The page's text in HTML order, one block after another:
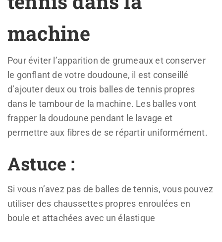
machine
Pour éviter l’apparition de grumeaux et conserver
le gonflant de votre doudoune, il est conseillé
d’ajouter deux ou trois balles de tennis propres
dans le tambour de la machine. Les balles vont
frapper la doudoune pendant le lavage et
permettre aux fibres de se répartir uniformément.
Astuce :
Si vous n’avez pas de balles de tennis, vous pouvez
utiliser des chaussettes propres enroulées en
boule et attachées avec un élastique